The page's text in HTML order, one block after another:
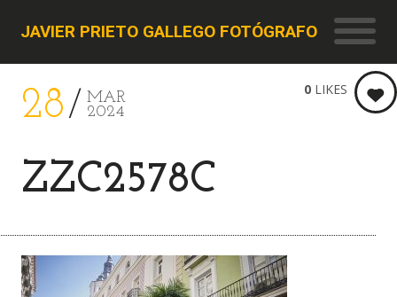
JAVIER PRIETO GALLEGO FOTÓGRAFO
28
MAR
2024
ZZC2578C
0 LIKES